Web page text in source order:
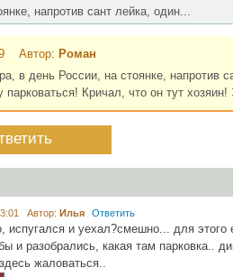
напротив сант лейка, один...
Автор: Роман
в день России, на стоянке, напротив
парковаться! Кричал, что он тут хозяин!
Автор: Илья Ответить
испугался и уехал?смешно... для этого
и разобрались, какая там парковка..
жаловаться..